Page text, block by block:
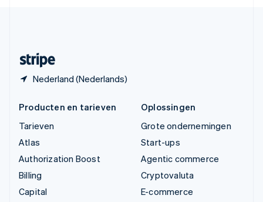
Nederland (Nederlands)
Producten en tarieven
Tarieven
Atlas
Authorization Boost
Billing
Capital
Oplossingen
Grote ondernemingen
Start-ups
Agentic commerce
Cryptovaluta
E-commerce